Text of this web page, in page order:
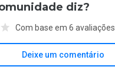
diz?
Com base em 6 avaliações
Deixe um comentário